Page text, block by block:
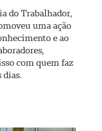
do Trabalhador,
uma ação
e ao
com quem faz
dias.